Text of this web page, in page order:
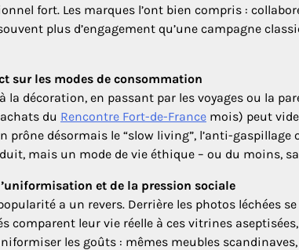
fort. Les marques l’ont bien compris :
plus d’engagement qu’une campagne
sur les modes de consommation
la décoration, en passant par les voyages ou la
du Rencontre Fort-de-France mois) peut
prône désormais le “slow living”, l’anti-
mais un mode de vie éthique – ou du moins,
et de la pression sociale
a un revers. Derrière les photos léchées
comparent leur vie réelle à ces vitrines
les goûts : mêmes meubles